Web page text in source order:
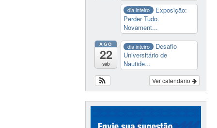
dia inteiro
Exposição:
Perder Tudo.
Novament...
AGO
22
sáb
dia inteiro
Desafio
Universitário de
Nautide...
Ver calendário